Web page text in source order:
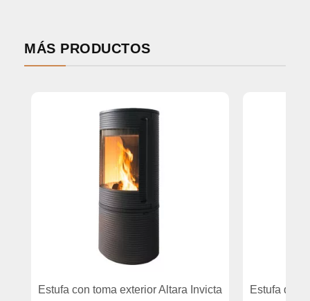
MÁS PRODUCTOS
Estufa con toma exterior Altara Invicta Estufa de